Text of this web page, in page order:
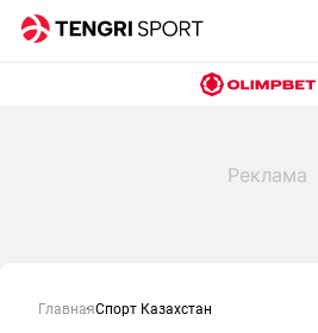
ГлавнаяСпорт Казахстан